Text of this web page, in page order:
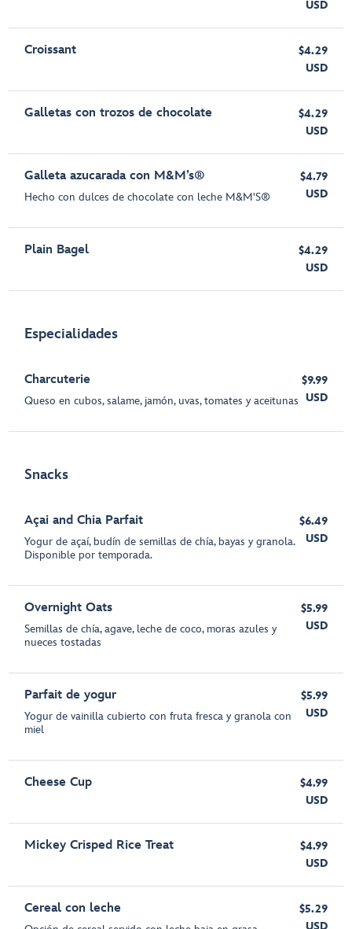
USD
Croissant
$4.29
USD
Galletas con trozos de chocolate
$4.29
USD
Galleta azucarada con M&M’s®
Hecho con dulces de chocolate con leche M&M'S®
$4.79
USD
Plain Bagel
$4.29
USD
Especialidades
Charcuterie
Queso en cubos, salame, jamón, uvas, tomates y aceitunas
$9.99
USD
Snacks
Açai and Chia Parfait
Yogur de açaí, budín de semillas de chía, bayas y granola.
Disponible por temporada.
$6.49
USD
Overnight Oats
Semillas de chía, agave, leche de coco, moras azules y
nueces tostadas
$5.99
USD
Parfait de yogur
Yogur de vainilla cubierto con fruta fresca y granola con
miel
$5.99
USD
Cheese Cup
$4.99
USD
Mickey Crisped Rice Treat
$4.99
USD
Cereal con leche
$5.29